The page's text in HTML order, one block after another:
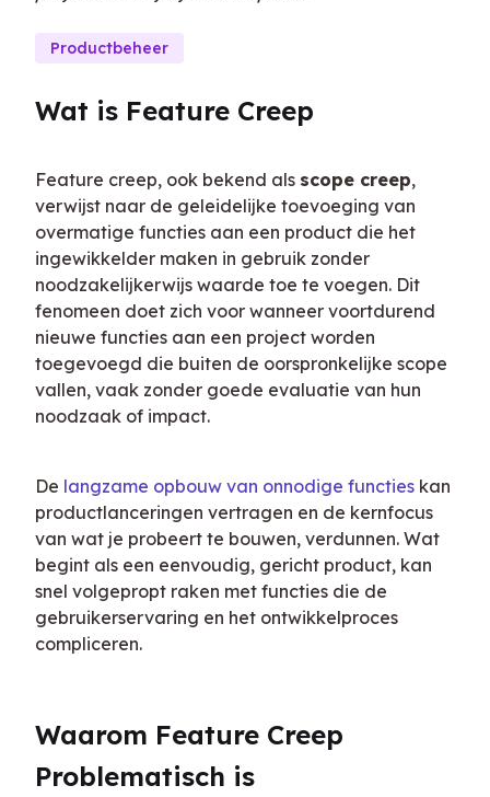
Productbeheer
Wat is Feature Creep
Feature creep, ook bekend als scope creep,
verwijst naar de geleidelijke toevoeging van
overmatige functies aan een product die het
ingewikkelder maken in gebruik zonder
noodzakelijkerwijs waarde toe te voegen. Dit
fenomeen doet zich voor wanneer voortdurend
nieuwe functies aan een project worden
toegevoegd die buiten de oorspronkelijke scope
vallen, vaak zonder goede evaluatie van hun
noodzaak of impact.
De langzame opbouw van onnodige functies kan
productlanceringen vertragen en de kernfocus
van wat je probeert te bouwen, verdunnen. Wat
begint als een eenvoudig, gericht product, kan
snel volgepropt raken met functies die de
gebruikerservaring en het ontwikkelproces
compliceren.
Waarom Feature Creep
Problematisch is